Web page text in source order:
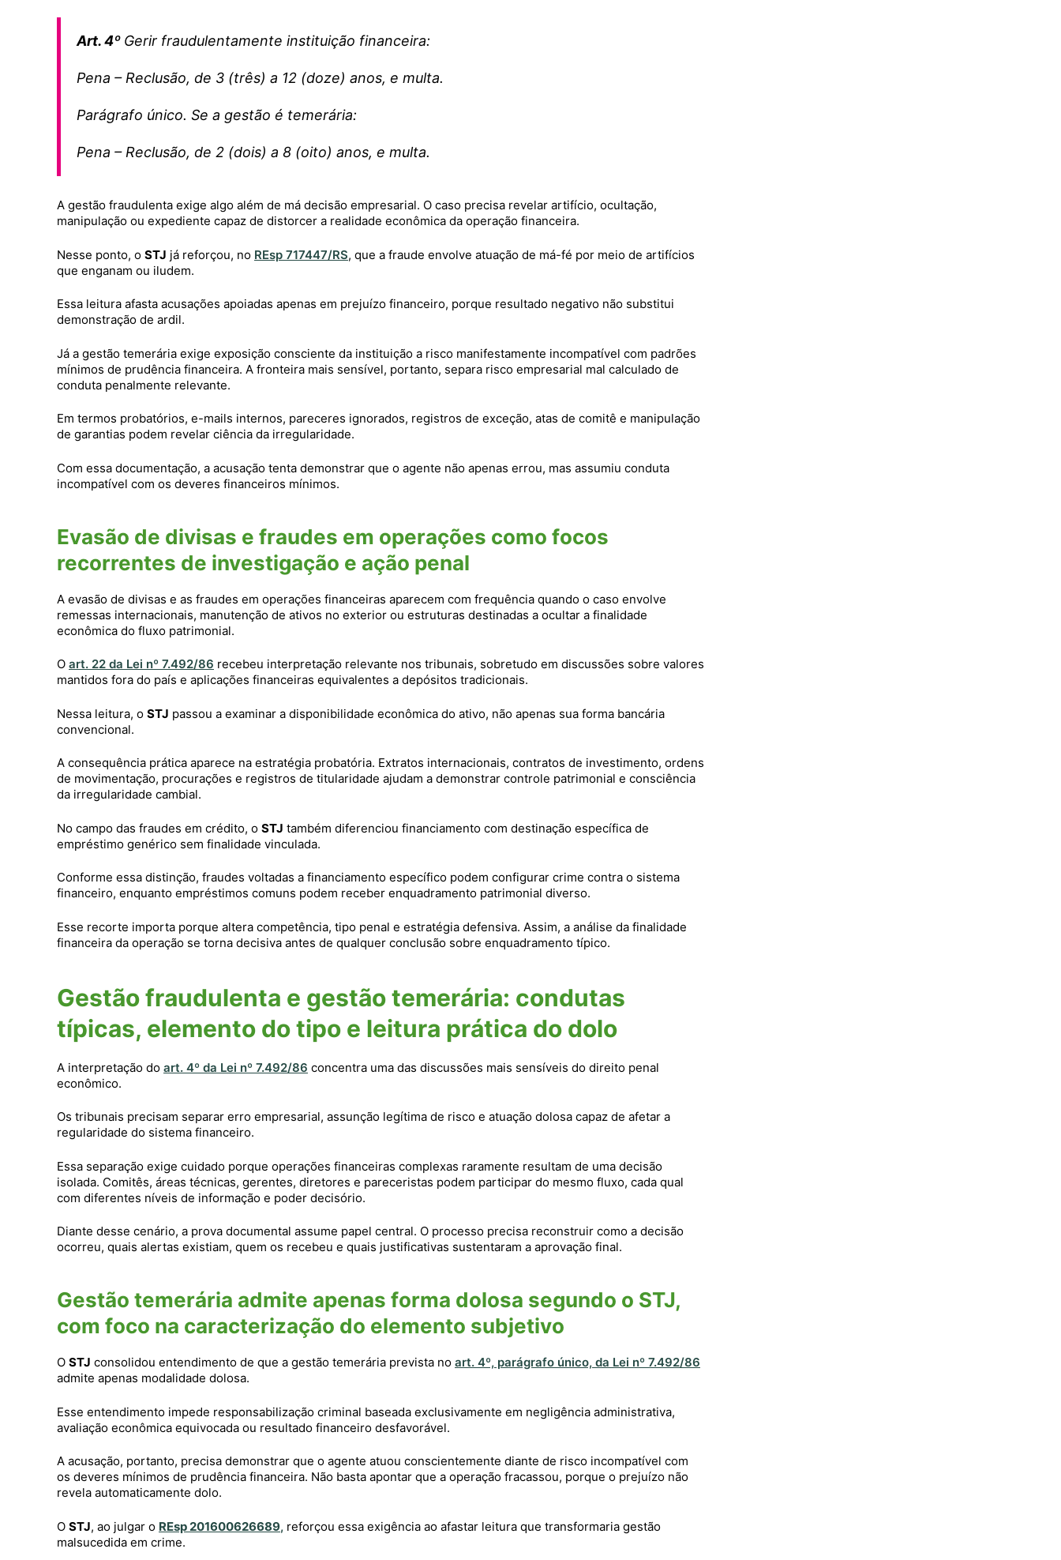
Art. 4º Gerir fraudulentamente instituição financeira:
Pena – Reclusão, de 3 (três) a 12 (doze) anos, e multa.
Parágrafo único. Se a gestão é temerária:
Pena – Reclusão, de 2 (dois) a 8 (oito) anos, e multa.
A gestão fraudulenta exige algo além de má decisão empresarial. O caso precisa revelar artifício, ocultação,
manipulação ou expediente capaz de distorcer a realidade econômica da operação financeira.
Nesse ponto, o STJ já reforçou, no REsp 717447/RS, que a fraude envolve atuação de má-fé por meio de artifícios
que enganam ou iludem.
Essa leitura afasta acusações apoiadas apenas em prejuízo financeiro, porque resultado negativo não substitui
demonstração de ardil.
Já a gestão temerária exige exposição consciente da instituição a risco manifestamente incompatível com padrões
mínimos de prudência financeira. A fronteira mais sensível, portanto, separa risco empresarial mal calculado de
conduta penalmente relevante.
Em termos probatórios, e-mails internos, pareceres ignorados, registros de exceção, atas de comitê e manipulação
de garantias podem revelar ciência da irregularidade.
Com essa documentação, a acusação tenta demonstrar que o agente não apenas errou, mas assumiu conduta
incompatível com os deveres financeiros mínimos.
Evasão de divisas e fraudes em operações como focos
recorrentes de investigação e ação penal
A evasão de divisas e as fraudes em operações financeiras aparecem com frequência quando o caso envolve
remessas internacionais, manutenção de ativos no exterior ou estruturas destinadas a ocultar a finalidade
econômica do fluxo patrimonial.
O art. 22 da Lei nº 7.492/86 recebeu interpretação relevante nos tribunais, sobretudo em discussões sobre valores
mantidos fora do país e aplicações financeiras equivalentes a depósitos tradicionais.
Nessa leitura, o STJ passou a examinar a disponibilidade econômica do ativo, não apenas sua forma bancária
convencional.
A consequência prática aparece na estratégia probatória. Extratos internacionais, contratos de investimento, ordens
de movimentação, procurações e registros de titularidade ajudam a demonstrar controle patrimonial e consciência
da irregularidade cambial.
No campo das fraudes em crédito, o STJ também diferenciou financiamento com destinação específica de
empréstimo genérico sem finalidade vinculada.
Conforme essa distinção, fraudes voltadas a financiamento específico podem configurar crime contra o sistema
financeiro, enquanto empréstimos comuns podem receber enquadramento patrimonial diverso.
Esse recorte importa porque altera competência, tipo penal e estratégia defensiva. Assim, a análise da finalidade
financeira da operação se torna decisiva antes de qualquer conclusão sobre enquadramento típico.
Gestão fraudulenta e gestão temerária: condutas
típicas, elemento do tipo e leitura prática do dolo
A interpretação do art. 4º da Lei nº 7.492/86 concentra uma das discussões mais sensíveis do direito penal
econômico.
Os tribunais precisam separar erro empresarial, assunção legítima de risco e atuação dolosa capaz de afetar a
regularidade do sistema financeiro.
Essa separação exige cuidado porque operações financeiras complexas raramente resultam de uma decisão
isolada. Comitês, áreas técnicas, gerentes, diretores e pareceristas podem participar do mesmo fluxo, cada qual
com diferentes níveis de informação e poder decisório.
Diante desse cenário, a prova documental assume papel central. O processo precisa reconstruir como a decisão
ocorreu, quais alertas existiam, quem os recebeu e quais justificativas sustentaram a aprovação final.
Gestão temerária admite apenas forma dolosa segundo o STJ,
com foco na caracterização do elemento subjetivo
O STJ consolidou entendimento de que a gestão temerária prevista no art. 4º, parágrafo único, da Lei nº 7.492/86
admite apenas modalidade dolosa.
Esse entendimento impede responsabilização criminal baseada exclusivamente em negligência administrativa,
avaliação econômica equivocada ou resultado financeiro desfavorável.
A acusação, portanto, precisa demonstrar que o agente atuou conscientemente diante de risco incompatível com
os deveres mínimos de prudência financeira. Não basta apontar que a operação fracassou, porque o prejuízo não
revela automaticamente dolo.
O STJ, ao julgar o REsp 201600626689, reforçou essa exigência ao afastar leitura que transformaria gestão
malsucedida em crime.